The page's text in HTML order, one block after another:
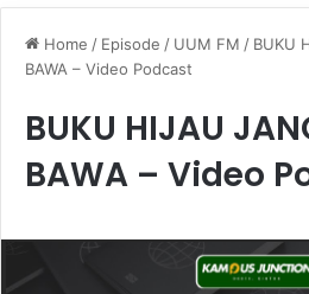
Home / Episode / UUM FM / BUKU
BAWA – Video Podcast
BUKU HIJAU
BAWA – Video